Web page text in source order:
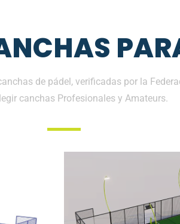
de pádel, verificadas por la
canchas Profesionales y Amateurs.